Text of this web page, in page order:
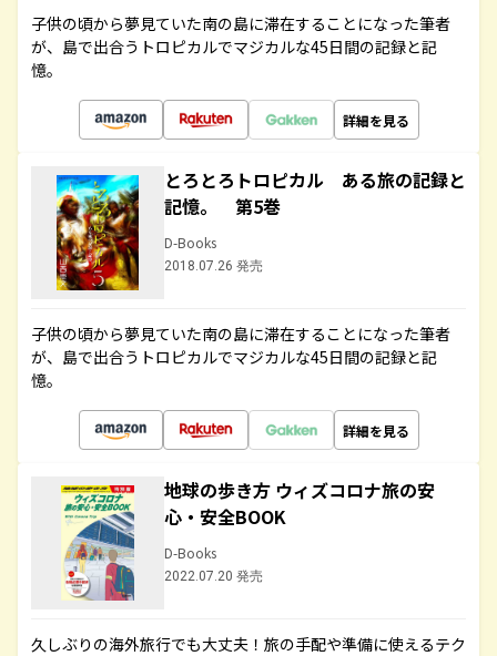
子供の頃から夢見ていた南の島に滞在することになった筆者
が、島で出合うトロピカルでマジカルな45日間の記録と記
憶。
詳細を見る
とろとろトロピカル ある旅の記録と
記憶。 第5巻
D-Books
2018.07.26 発売
子供の頃から夢見ていた南の島に滞在することになった筆者
が、島で出合うトロピカルでマジカルな45日間の記録と記
憶。
詳細を見る
地球の歩き方 ウィズコロナ旅の安
心・安全BOOK
D-Books
2022.07.20 発売
久しぶりの海外旅行でも大丈夫！旅の手配や準備に使えるテク